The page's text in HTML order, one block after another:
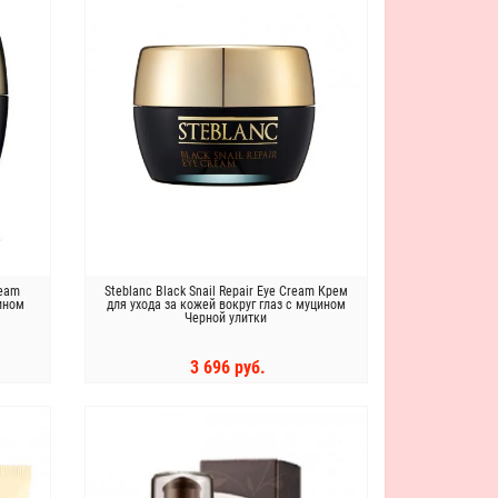
Steblanc Black Snail Repair Eye Cream Крем
для ухода за кожей вокруг глаз с муцином
Черной улитки
3 696 руб.